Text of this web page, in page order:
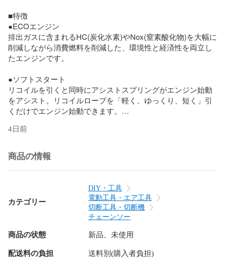
■特徴
●ECOエンジン
排出ガスに含まれるHC(炭化水素)やNox(窒素酸化物)を大幅に
削減しながら消費燃料を削減した、環境性と経済性を両立し
たエンジンです。
●ソフトスタート
リコイルを引くと同時にアシストスプリングがエンジン始動
をアシスト。リコイルロープを「軽く、ゆっくり、短く」引
くだけでエンジン始動できます。
●ローラーチェンキャッチャー
防止対策として、ローラーチェンキャッチャーを採用しまし
た。
燃料の残量が外から一目でわかるタンクを採用。給油の為の
目印となるラインをいれました。
気化器ケース内に吸い込まれた鋸屑をシリンダの冷却風によ
り、外部に吐き出すシステム。エアクリーナのメンテナンス
を軽減します。
4日前
商品の情報
カテゴリー
DIY・工具
電動工具・エア工具
切断工具・切断機
チェーンソー
商品の状態 新品、未使用
配送料の負担 送料別(購入者負担)